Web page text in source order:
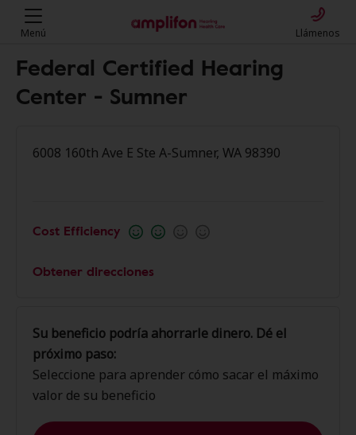
Menú Llámenos
Federal Certified Hearing
Center - Sumner
6008 160th Ave E Ste A-Sumner, WA 98390
Cost Efficiency
Obtener direcciones
Su beneficio podría ahorrarle dinero. Dé el
próximo paso:
Seleccione para aprender cómo sacar el máximo
valor de su beneficio